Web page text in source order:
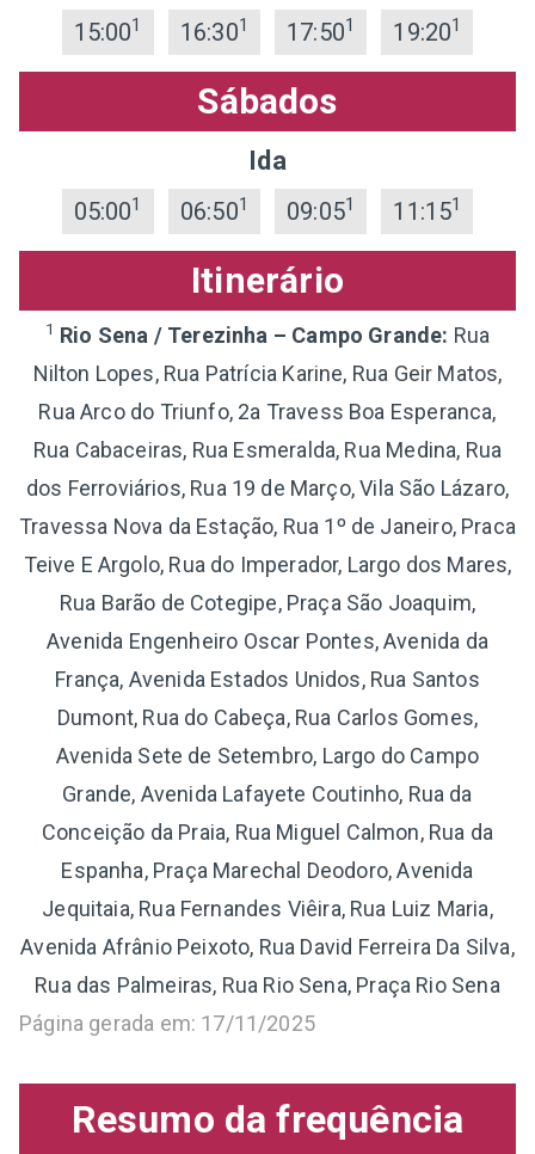
15:001 16:301 17:501 19:201
Sábados
Ida
05:001 06:501 09:051 11:151
Itinerário
1 Rio Sena / Terezinha – Campo Grande: Rua
Nilton Lopes, Rua Patrícia Karine, Rua Geir Matos,
Rua Arco do Triunfo, 2a Travess Boa Esperanca,
Rua Cabaceiras, Rua Esmeralda, Rua Medina, Rua
dos Ferroviários, Rua 19 de Março, Vila São Lázaro,
Travessa Nova da Estação, Rua 1º de Janeiro, Praca
Teive E Argolo, Rua do Imperador, Largo dos Mares,
Rua Barão de Cotegipe, Praça São Joaquim,
Avenida Engenheiro Oscar Pontes, Avenida da
França, Avenida Estados Unidos, Rua Santos
Dumont, Rua do Cabeça, Rua Carlos Gomes,
Avenida Sete de Setembro, Largo do Campo
Grande, Avenida Lafayete Coutinho, Rua da
Conceição da Praia, Rua Miguel Calmon, Rua da
Espanha, Praça Marechal Deodoro, Avenida
Jequitaia, Rua Fernandes Viêira, Rua Luiz Maria,
Avenida Afrânio Peixoto, Rua David Ferreira Da Silva,
Rua das Palmeiras, Rua Rio Sena, Praça Rio Sena
Página gerada em: 17/11/2025
Resumo da frequência